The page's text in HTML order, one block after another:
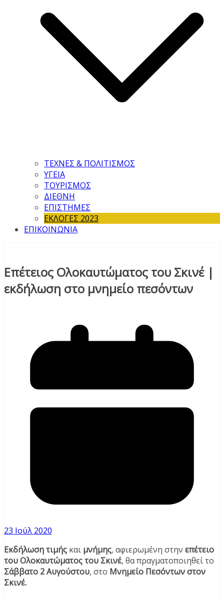
ΤΕΧΝΕΣ & ΠΟΛΙΤΙΣΜΟΣ
ΥΓΕΙΑ
ΤΟΥΡΙΣΜΟΣ
ΔΙΕΘΝΗ
ΕΠΙΣΤΗΜΕΣ
ΕΚΛΟΓΕΣ 2023
ΕΠΙΚΟΙΝΩΝΙΑ
Επέτειος Ολοκαυτώματος του Σκινέ |
εκδήλωση στο μνημείο πεσόντων
23 Ιούλ 2020
Εκδήλωση τιμής και μνήμης, αφιερωμένη στην επέτειο
του Ολοκαυτώματος του Σκινέ, θα πραγματοποιηθεί το
Σάββατο 2 Αυγούστου, στο Μνημείο Πεσόντων στον
Σκινέ.